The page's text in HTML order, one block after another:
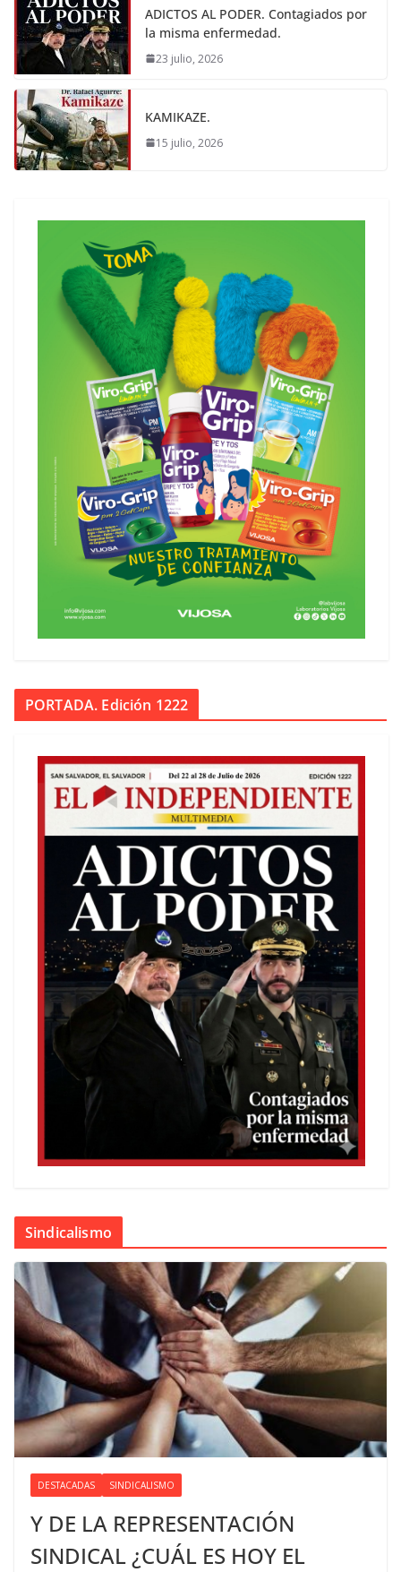
ADICTOS AL PODER. Contagiados por
la misma enfermedad.
23 julio, 2026
KAMIKAZE.
15 julio, 2026
PORTADA. Edición 1222
Sindicalismo
DESTACADAS SINDICALISMO
Y DE LA REPRESENTACIÓN
SINDICAL ¿CUÁL ES HOY EL